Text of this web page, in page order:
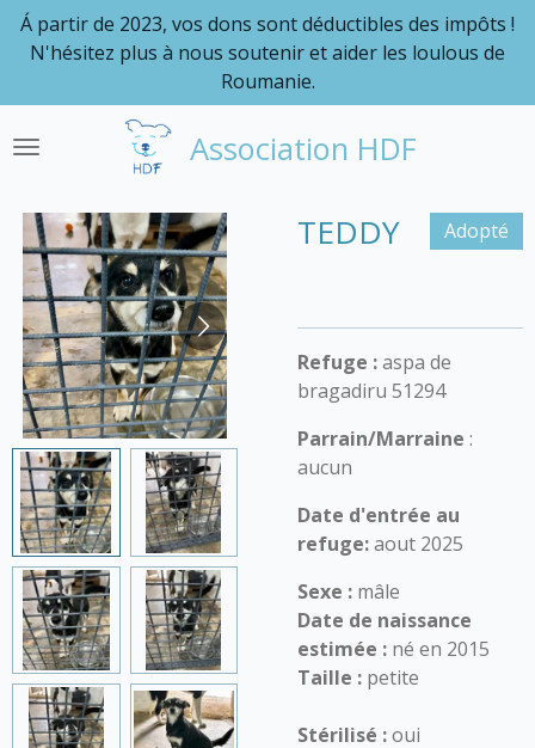
Passer
principal
Association HDF
Á partir de 2023, vos dons sont déductibles des impôts !
N'hésitez plus à nous soutenir et aider les loulous de
Roumanie.
TEDDY Adopté
Refuge :aspa de
bragadiru 51294
Parrain/Marraine :
aucun
Date d'entrée au
refuge:aout 2025
Sexe : mâle
Date de naissance
estimée : né en 2015
Taille : petite
Stérilisé :oui